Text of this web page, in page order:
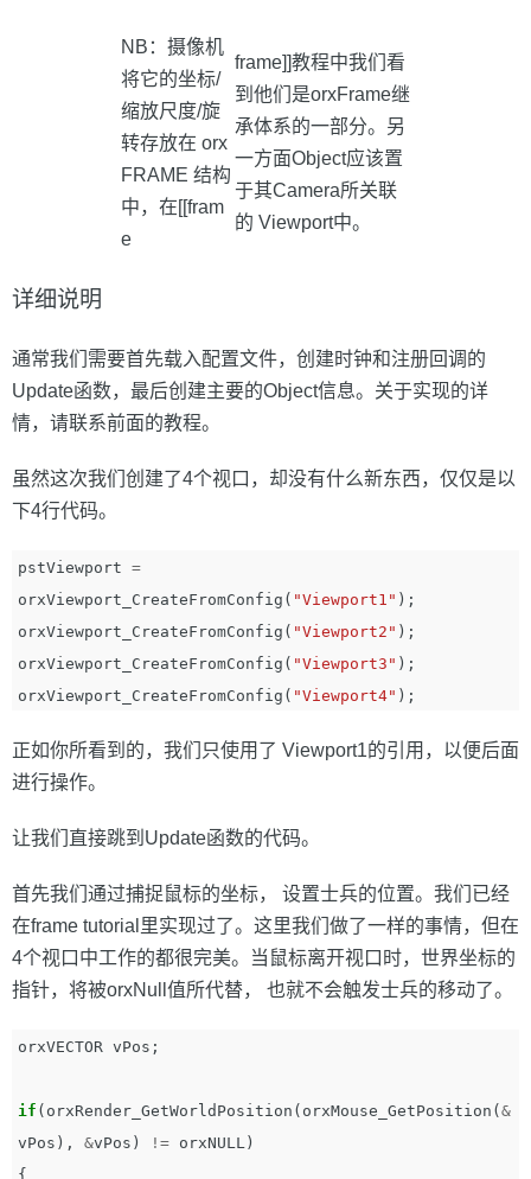
NB：摄像机
将它的坐标/
缩放尺度/旋
转存放在 orx
FRAME 结构
中，在[[fram
e
frame]]教程中我们看
到他们是orxFrame继
承体系的一部分。另
一方面Object应该置
于其Camera所关联
的 Viewport中。
详细说明
通常我们需要首先载入配置文件，创建时钟和注册回调的
Update函数，最后创建主要的Object信息。关于实现的详
情，请联系前面的教程。
虽然这次我们创建了4个视口，却没有什么新东西，仅仅是以
下4行代码。
pstViewport =
orxViewport_CreateFromConfig ( "Viewport1" );
orxViewport_CreateFromConfig ( "Viewport2" );
orxViewport_CreateFromConfig ( "Viewport3" );
orxViewport_CreateFromConfig ( "Viewport4" );
正如你所看到的，我们只使用了 Viewport1的引用，以便后面
进行操作。
让我们直接跳到Update函数的代码。
首先我们通过捕捉鼠标的坐标， 设置士兵的位置。我们已经
在frame tutorial里实现过了。这里我们做了一样的事情，但在
4个视口中工作的都很完美。当鼠标离开视口时，世界坐标的
指针，将被orxNull值所代替， 也就不会触发士兵的移动了。
orxVECTOR vPos ;
if ( orxRender_GetWorldPosition ( orxMouse_GetPosition ( &
vPos ), &vPos ) != orxNULL )
{